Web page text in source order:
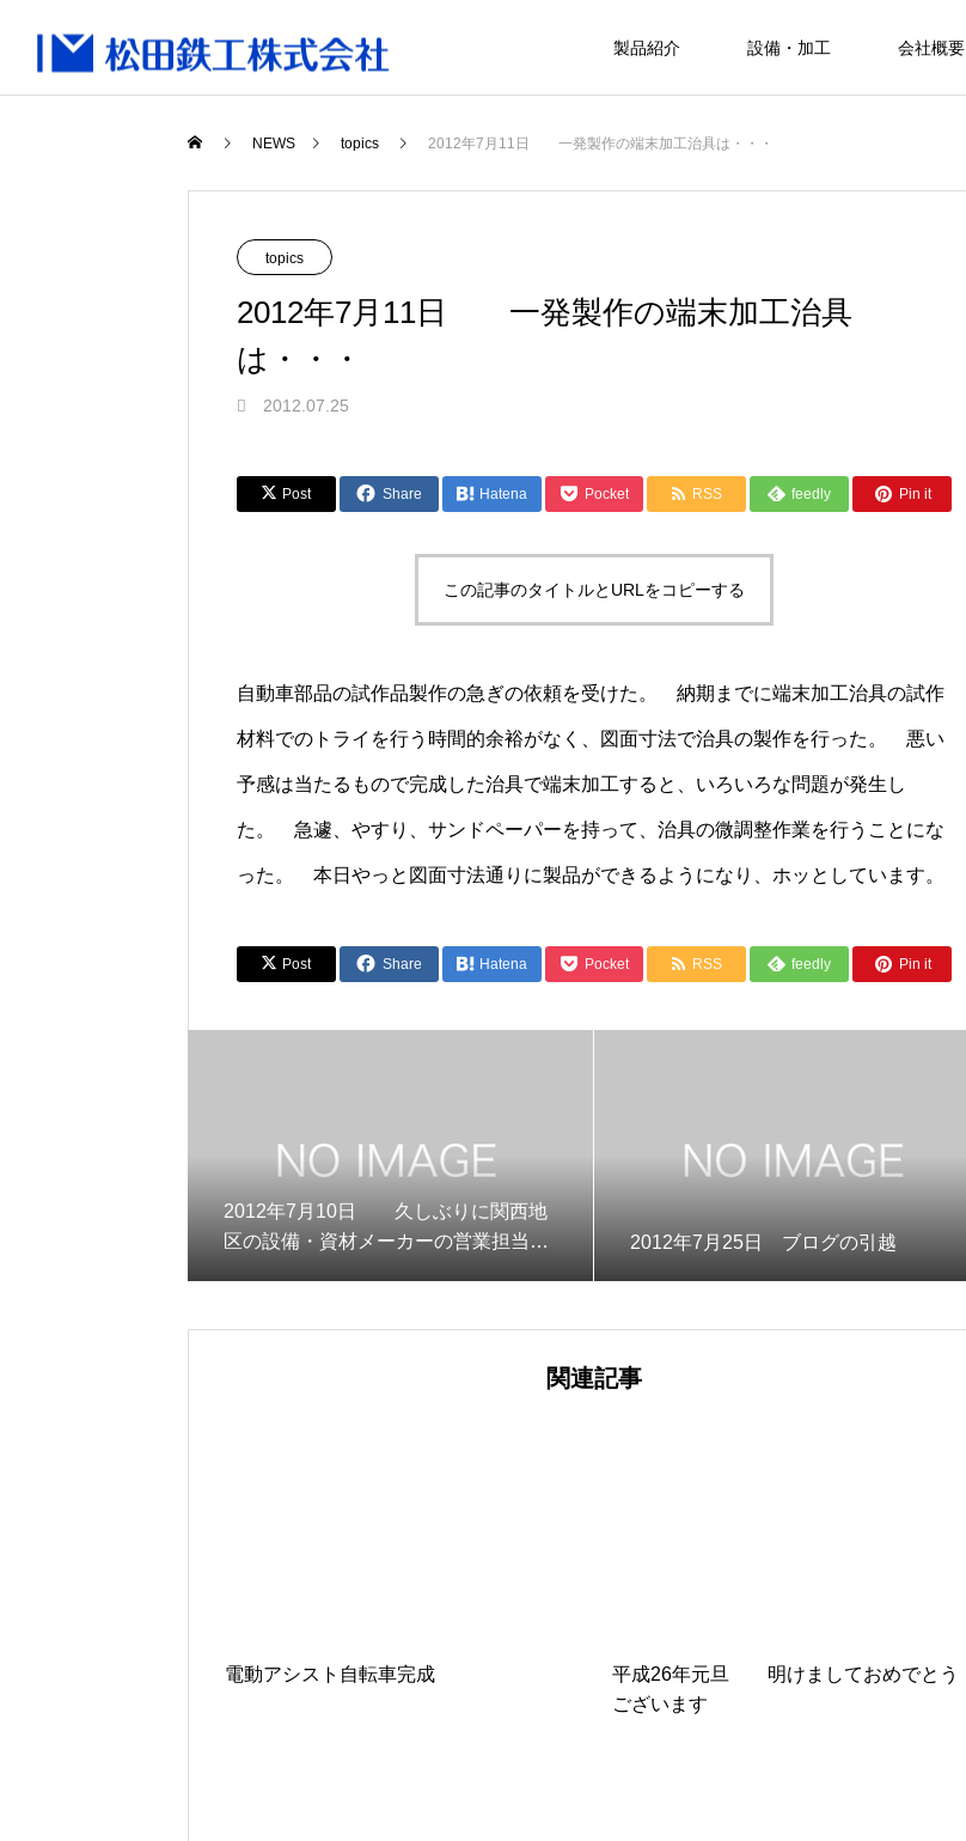
製品紹介 設備・加工 会社概要
NEWS topics 2012年7月11日 一発製作の端末加工治具は・・・
topics
2012年7月11日 一発製作の端末加工治具
は・・・
2012.07.25
Post Share Hatena Pocket RSS feedly Pin it
この記事のタイトルとURLをコピーする
自動車部品の試作品製作の急ぎの依頼を受けた。 納期までに端末加工治具の試作
材料でのトライを行う時間的余裕がなく、図面寸法で治具の製作を行った。 悪い
予感は当たるもので完成した治具で端末加工すると、いろいろな問題が発生し
た。 急遽、やすり、サンドペーパーを持って、治具の微調整作業を行うことにな
った。 本日やっと図面寸法通りに製品ができるようになり、ホッとしています。
Post Share Hatena Pocket RSS feedly Pin it
2012年7月10日 久しぶりに関西地
区の設備・資材メーカーの営業担当者
2012年7月25日 ブログの引越
関連記事
電動アシスト自転車完成
平成26年元旦 明けましておめでとう
ございます